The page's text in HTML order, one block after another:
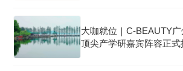
大咖就位｜C-BEAUTY广
顶尖产学研嘉宾阵容正式